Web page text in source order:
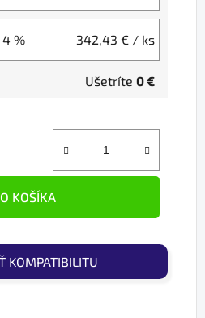
% 342,43 € / ks
Ušetríte 0 €
KOŠÍKA
KOMPATIBILITU